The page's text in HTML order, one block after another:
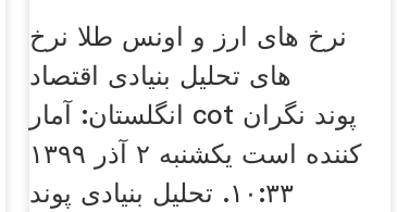
نرخ های ارز و اونس طلا نرخ
های تحلیل بنیادی اقتصاد
انگلستان: آمار cot پوند نگران
کننده است یکشنبه ۲ آذر ۱۳۹۹
۱۰:۳۳. تحلیل بنیادی پوند